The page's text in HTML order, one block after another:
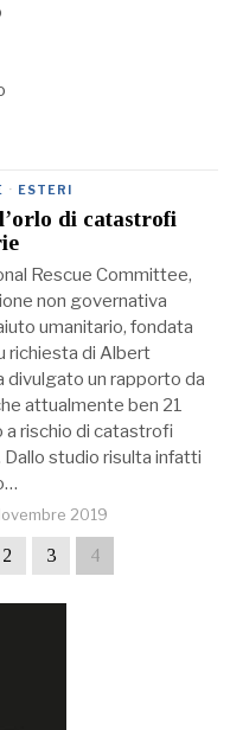
· ESTERI
di catastrofi
Rescue Committee,
non governativa
umanitario, fondata
richiesta di Albert
divulgato un rapporto da
attualmente ben 21
a rischio di catastrofi
Dallo studio risulta infatti
2019
2 3 4